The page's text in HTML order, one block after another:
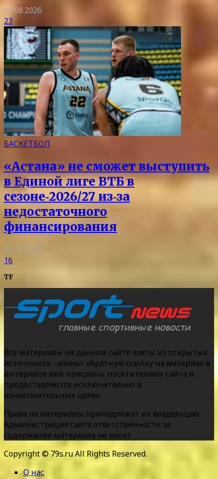
06.08.2026
23
БАСКЕТБОЛ
«Астана» не сможет выступить
в Единой лиге ВТБ в
сезоне‑2026/27 из‑за
недостаточного
финансирования
06.08.2026
16
TF
Все материалы на данном сайте взяты из открытых
источников - имеют обратную ссылку на материал в
интернете или присланы посетителями сайта и
предоставляются исключительно в
ознакомительных целях.
Права на материалы принадлежат их владельцам.
Администрация сайта ответственности за
содержание материала не несет.
Copyright © 79s.ru All Rights Reserved.
О нас